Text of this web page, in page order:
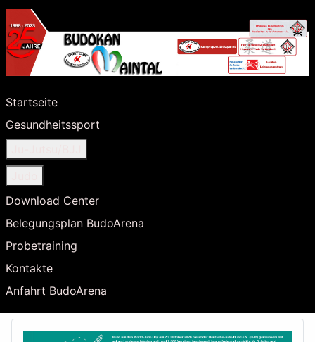
Startseite
Gesundheitssport
Download Center
Belegungsplan BudoArena
Probetraining
Kontakte
Anfahrt BudoArena